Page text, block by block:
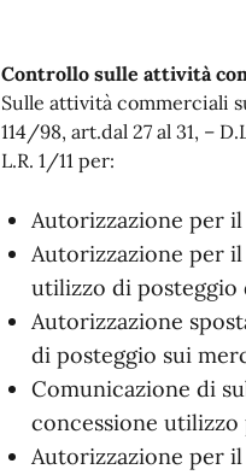
Controllo sulle attività
Sulle attività commerciali
114/98, art.dal 27 al 31, –
L.R. 1/11 per:
Autorizzazione per
Autorizzazione per
utilizzo di posteggio
Autorizzazione
di posteggio sui
Comunicazione di
concessione
Autorizzazione per